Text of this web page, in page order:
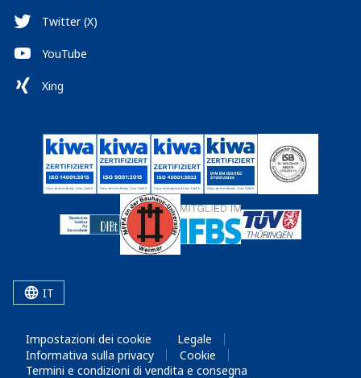
Twitter (X)
YouTube
Xing
IT
Impostazioni dei cookie
Legale
Informativa sulla privacy
Cookie
Termini e condizioni di vendita e consegna